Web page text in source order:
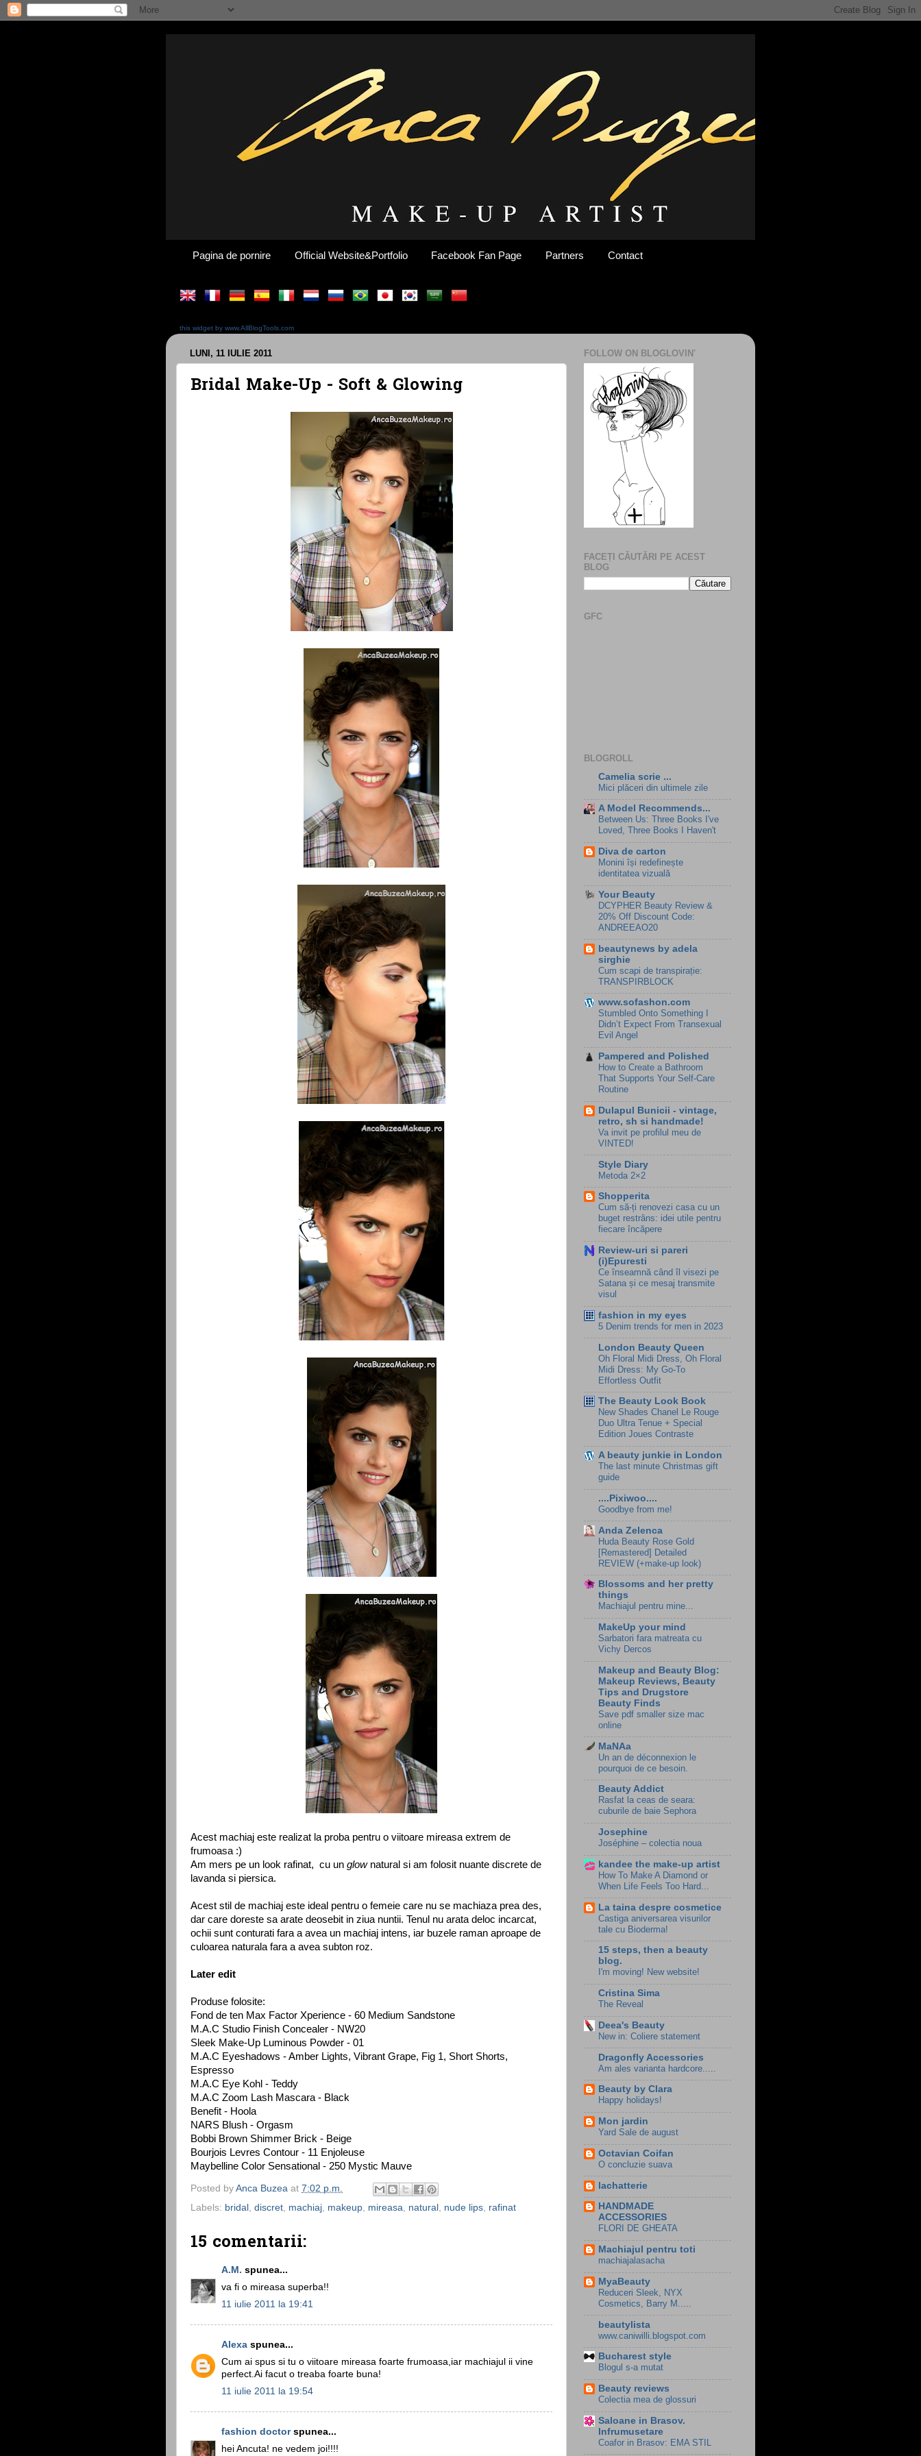
Pagina de pornire Official Website&Portfolio Facebook Fan Page Partners Contact
this widget by www.AllBlogTools.com
LUNI, 11 IULIE 2011
Bridal Make-Up - Soft & Glowing
Acest machiaj este realizat la proba pentru o viitoare mireasa extrem de
frumoasa :)
Am mers pe un look rafinat, cu un glownatural si am folosit nuante discrete de
lavanda si piersica.
Acest stil de machiaj este ideal pentru o femeie care nu se machiaza prea des,
dar care doreste sa arate deosebit in ziua nuntii. Tenul nu arata deloc incarcat,
ochii sunt conturati fara a avea un machiaj intens, iar buzele raman aproape de
culoarea naturala fara a avea subton roz.
Later edit
Produse folosite:
Fond de ten Max Factor Xperience - 60 Medium Sandstone
M.A.C Studio Finish Concealer - NW20
Sleek Make-Up Luminous Powder - 01
M.A.C Eyeshadows - Amber Lights, Vibrant Grape, Fig 1, Short Shorts,
Espresso
M.A.C Eye Kohl - Teddy
M.A.C Zoom Lash Mascara - Black
Benefit - Hoola
NARS Blush - Orgasm
Bobbi Brown Shimmer Brick - Beige
Bourjois Levres Contour - 11 Enjoleuse
Maybelline Color Sensational - 250 Mystic Mauve
Posted by Anca Buzea at 7:02 p.m.
Labels: bridal discret machiaj makeup mireasa natural nude lips rafinat
15 comentarii:
A.M. spunea...
va fi o mireasa superba!!
11 iulie 2011 la 19:41
Alexa spunea...
Cum ai spus si tu o viitoare mireasa foarte frumoasa,iar machiajul ii vine
perfect.Ai facut o treaba foarte buna!
11 iulie 2011 la 19:54
fashion doctorspunea...
hei Ancuta! ne vedem joi!!!!
FOLLOW ON BLOGLOVIN'
FACEȚI CĂUTĂRI PE ACEST
BLOG
GFC
BLOGROLL
Camelia scrie ...
Mici plăceri din ultimele zile
A Model Recommends...
Between Us: Three Books I've
Loved, Three Books I Haven't
Diva de carton
Monini își redefinește
identitatea vizuală
Your Beauty
DCYPHER Beauty Review &
20% Off Discount Code:
ANDREEAO20
beautynews by adela
sirghie
Cum scapi de transpirație:
TRANSPIRBLOCK
www.sofashon.com
Stumbled Onto Something I
Didn’t Expect From Transexual
Evil Angel
Pampered and Polished
How to Create a Bathroom
That Supports Your Self-Care
Routine
Dulapul Bunicii - vintage,
retro, sh si handmade!
Va invit pe profilul meu de
VINTED!
Style Diary
Metoda 2×2
Shopperita
Cum să-ți renovezi casa cu un
buget restrâns: idei utile pentru
fiecare încăpere
Review-uri si pareri
(i)Epuresti
Ce înseamnă când îl visezi pe
Satana și ce mesaj transmite
visul
fashion in my eyes
5 Denim trends for men in 2023
London Beauty Queen
Oh Floral Midi Dress, Oh Floral
Midi Dress: My Go-To
Effortless Outfit
The Beauty Look Book
New Shades Chanel Le Rouge
Duo Ultra Tenue + Special
Edition Joues Contraste
A beauty junkie in London
The last minute Christmas gift
guide
....Pixiwoo....
Goodbye from me!
Anda Zelenca
Huda Beauty Rose Gold
[Remastered] Detailed
REVIEW (+make-up look)
Blossoms and her pretty
things
Machiajul pentru mine...
MakeUp your mind
Sarbatori fara matreata cu
Vichy Dercos
Makeup and Beauty Blog:
Makeup Reviews, Beauty
Tips and Drugstore
Beauty Finds
Save pdf smaller size mac
online
MaNAa
Un an de déconnexion le
pourquoi de ce besoin.
Beauty Addict
Rasfat la ceas de seara:
cuburile de baie Sephora
Josephine
Joséphine – colectia noua
kandee the make-up artist
How To Make A Diamond or
When Life Feels Too Hard...
La taina despre cosmetice
Castiga aniversarea visurilor
tale cu Bioderma!
15 steps, then a beauty
blog.
I'm moving! New website!
Cristina Sima
The Reveal
Deea's Beauty
New in: Coliere statement
Dragonfly Accessories
Am ales varianta hardcore.....
Beauty by Clara
Happy holidays!
Mon jardin
Yard Sale de august
Octavian Coifan
O concluzie suava
lachatterie
HANDMADE
ACCESSORIES
FLORI DE GHEATA
Machiajul pentru toti
machiajalasacha
MyaBeauty
Reduceri Sleek, NYX
Cosmetics, Barry M.....
beautylista
www.caniwilli.blogspot.com
Bucharest style
Blogul s-a mutat
Beauty reviews
Colectia mea de glossuri
Saloane in Brasov.
Infrumusetare
Coafor in Brasov: EMA STIL